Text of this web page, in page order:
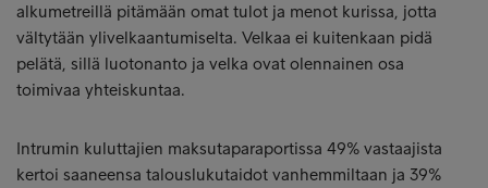
alkumetreillä pitämään omat tulot ja menot kurissa, jotta
vältytään ylivelkaantumiselta. Velkaa ei kuitenkaan pidä
pelätä, sillä luotonanto ja velka ovat olennainen osa
toimivaa yhteiskuntaa.
Intrumin kuluttajien maksutaparaportissa 49% vastaajista
kertoi saaneensa talouslukutaidot vanhemmiltaan ja 39%